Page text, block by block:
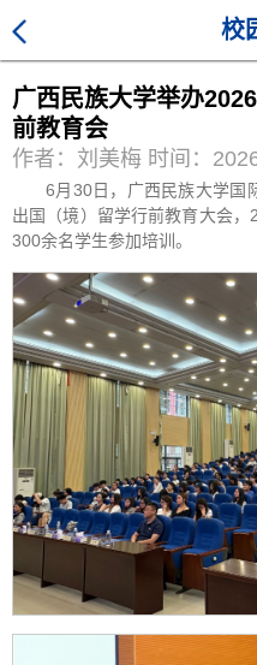
校
广西民族大学举办
前教育会
作者：刘美梅 时间：
6月30日，广西民族大学国
出国（境）留学行前教育大会
300余名学生参加培训。